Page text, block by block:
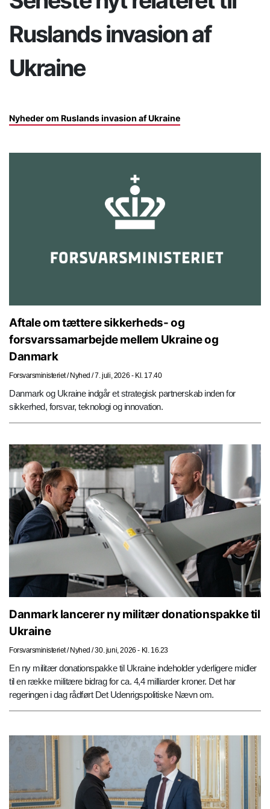
Ruslands invasion af
Ukraine
Nyheder om Ruslands invasion af Ukraine
Aftale om tættere sikkerheds- og
forsvarssamarbejde mellem Ukraine og
Danmark
Forsvarsministeriet/ Nyhed /7. juli, 2026 - Kl. 17.40
Danmark og Ukraine indgår et strategisk partnerskab inden for
sikkerhed, forsvar, teknologi og innovation.
Danmark lancerer ny militær donationspakke til
Ukraine
Forsvarsministeriet/ Nyhed /30. juni, 2026 - Kl. 16.23
En ny militær donationspakke til Ukraine indeholder yderligere midler
til en række militære bidrag for ca. 4,4 milliarder kroner. Det har
regeringen i dag rådført Det Udenrigspolitiske Nævn om.